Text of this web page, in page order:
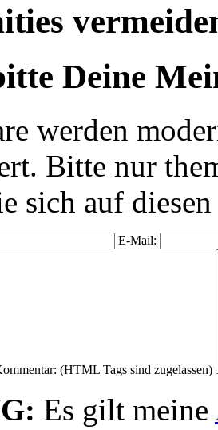
Deine
werden
Bitte nur
sich auf
E-Mail:
(HTML Tags sind zugelassen)
Es gilt meine